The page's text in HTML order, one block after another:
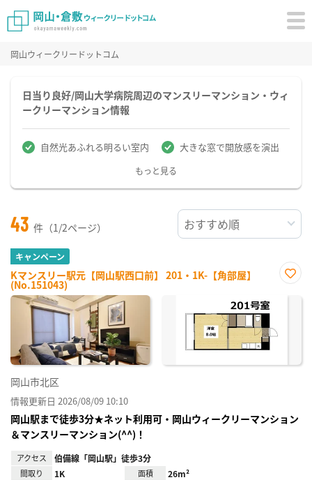
岡山ウィークリードットコム
日当り良好/岡山大学病院周辺のマンスリーマンション・ウィ
ークリーマンション情報
自然光あふれる明るい室内 大きな窓で開放感を演出
もっと見る
43 件（1/2ページ）
キャンペーン
Kマンスリー駅元【岡山駅西口前】 201・1K-【角部屋】
(No.151043)
に入
岡山市北区
情報更新日 2026/08/09 10:10
岡山駅まで徒歩3分★ネット利用可・岡山ウィークリーマンション
＆マンスリーマンション(^^)！
アクセス 伯備線「岡山駅」徒歩3分
間取り 1K 面積 26m²